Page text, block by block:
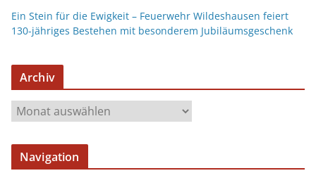
Ein Stein für die Ewigkeit – Feuerwehr Wildeshausen feiert
130-jähriges Bestehen mit besonderem Jubiläumsgeschenk
Archiv
Navigation